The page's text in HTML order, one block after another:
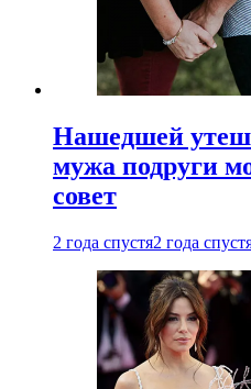
Нашедшей
мужа подруги
совет
2 года спустя2 года